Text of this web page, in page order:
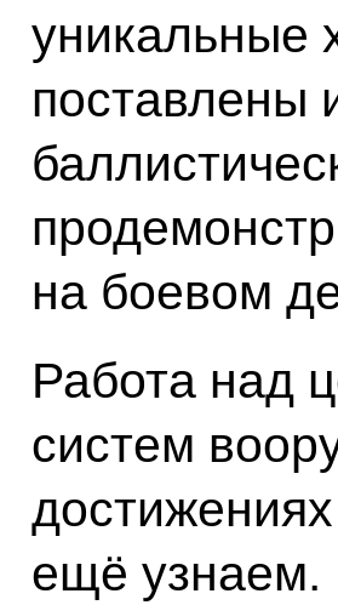
уникальные
поставлены
на боевом
Работа над
систем
ещё узнаем.